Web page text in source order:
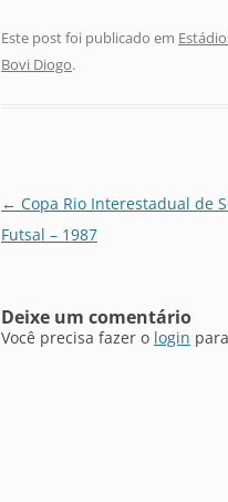
Este post foi publicado em
Bovi Diogo.
Navegação
de
← Copa Rio Interestadual de
Futsal – 1987
Deixe um comentário
Você precisa fazer o login